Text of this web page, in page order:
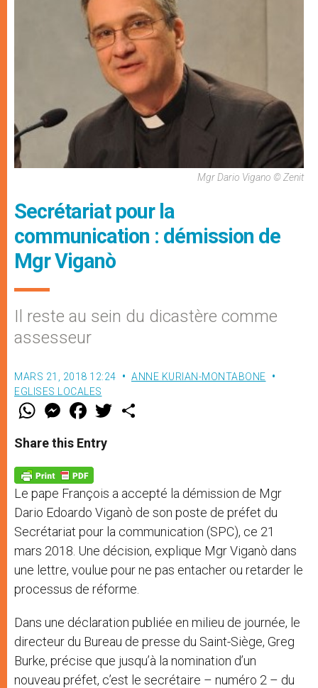
Mgr Dario Vigano © Zenit
Secrétariat pour la
communication : démission de
Mgr Viganò
Il reste au sein du dicastère comme
assesseur
MARS 21, 2018 12:24
ANNE KURIAN-MONTABONE
EGLISES LOCALES
W
t
s
p
p
M
e
s
e
g
e
r
F
a
e
b
o
k
w
Share this Entry
Le pape François a accepté la démission de Mgr
Dario Edoardo Viganò de son poste de préfet du
Secrétariat pour la communication (SPC), ce 21
mars 2018. Une décision, explique Mgr Viganò dans
une lettre, voulue pour ne pas entacher ou retarder le
processus de réforme.
Dans une déclaration publiée en milieu de journée, le
directeur du Bureau de presse du Saint-Siège, Greg
Burke, précise que jusqu’à la nomination d’un
nouveau préfet, c’est le secrétaire – numéro 2 – du